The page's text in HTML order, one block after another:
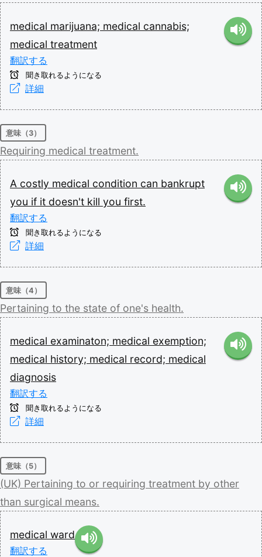
medical marijuana; medical cannabis;
medical treatment
翻訳する
聞き取れるようになる
詳細
意味（3）
Requiring medical treatment.
A costly medical condition can bankrupt
you if it doesn't kill you first.
翻訳する
聞き取れるようになる
詳細
意味（4）
Pertaining to the state of one's health.
medical examinaton; medical exemption;
medical history; medical record; medical
diagnosis
翻訳する
聞き取れるようになる
詳細
意味（5）
(UK) Pertaining to or requiring treatment by other
than surgical means.
medical ward
翻訳する